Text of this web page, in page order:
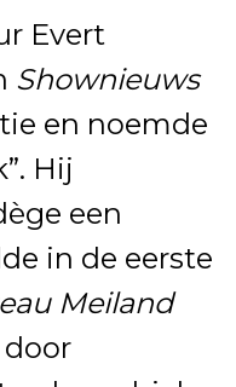
Evert
Shownieuws
en noemde
Hij
een
in de eerste
Meiland